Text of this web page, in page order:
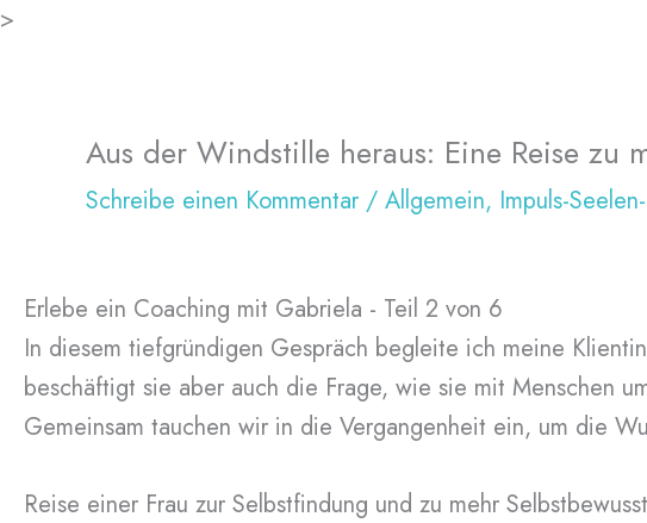
>
Aus der Windstille heraus: Eine Reise zu
Schreibe einen Kommentar / Allgemein, Impuls-
Erlebe ein Coaching mit Gabriela - Teil 2 von 6
In diesem tiefgründigen Gespräch begleite ich meine
beschäftigt sie aber auch die Frage, wie sie mit Menschen
Gemeinsam tauchen wir in die Vergangenheit ein, um die
Reise einer Frau zur Selbstfindung und zu mehr